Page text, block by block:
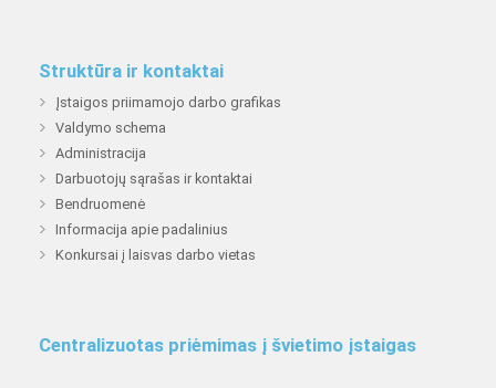
Struktūra ir kontaktai
Įstaigos priimamojo darbo grafikas
Valdymo schema
Administracija
Darbuotojų sąrašas ir kontaktai
Bendruomenė
Informacija apie padalinius
Konkursai į laisvas darbo vietas
Centralizuotas priėmimas į švietimo įstaigas